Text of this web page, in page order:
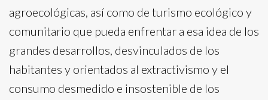
agroecológicas, así como de turismo ecológico y
comunitario que pueda enfrentar a esa idea de los
grandes desarrollos, desvinculados de los
habitantes y orientados al extractivismo y el
consumo desmedido e insostenible de los